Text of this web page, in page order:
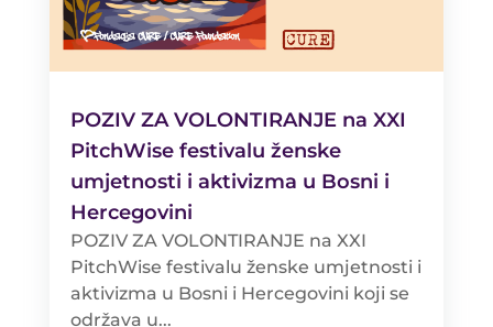
POZIV ZA VOLONTIRANJE na XXI
PitchWise festivalu ženske
umjetnosti i aktivizma u Bosni i
Hercegovini
POZIV ZA VOLONTIRANJE na XXI
PitchWise festivalu ženske umjetnosti i
aktivizma u Bosni i Hercegovini koji se
održava u...